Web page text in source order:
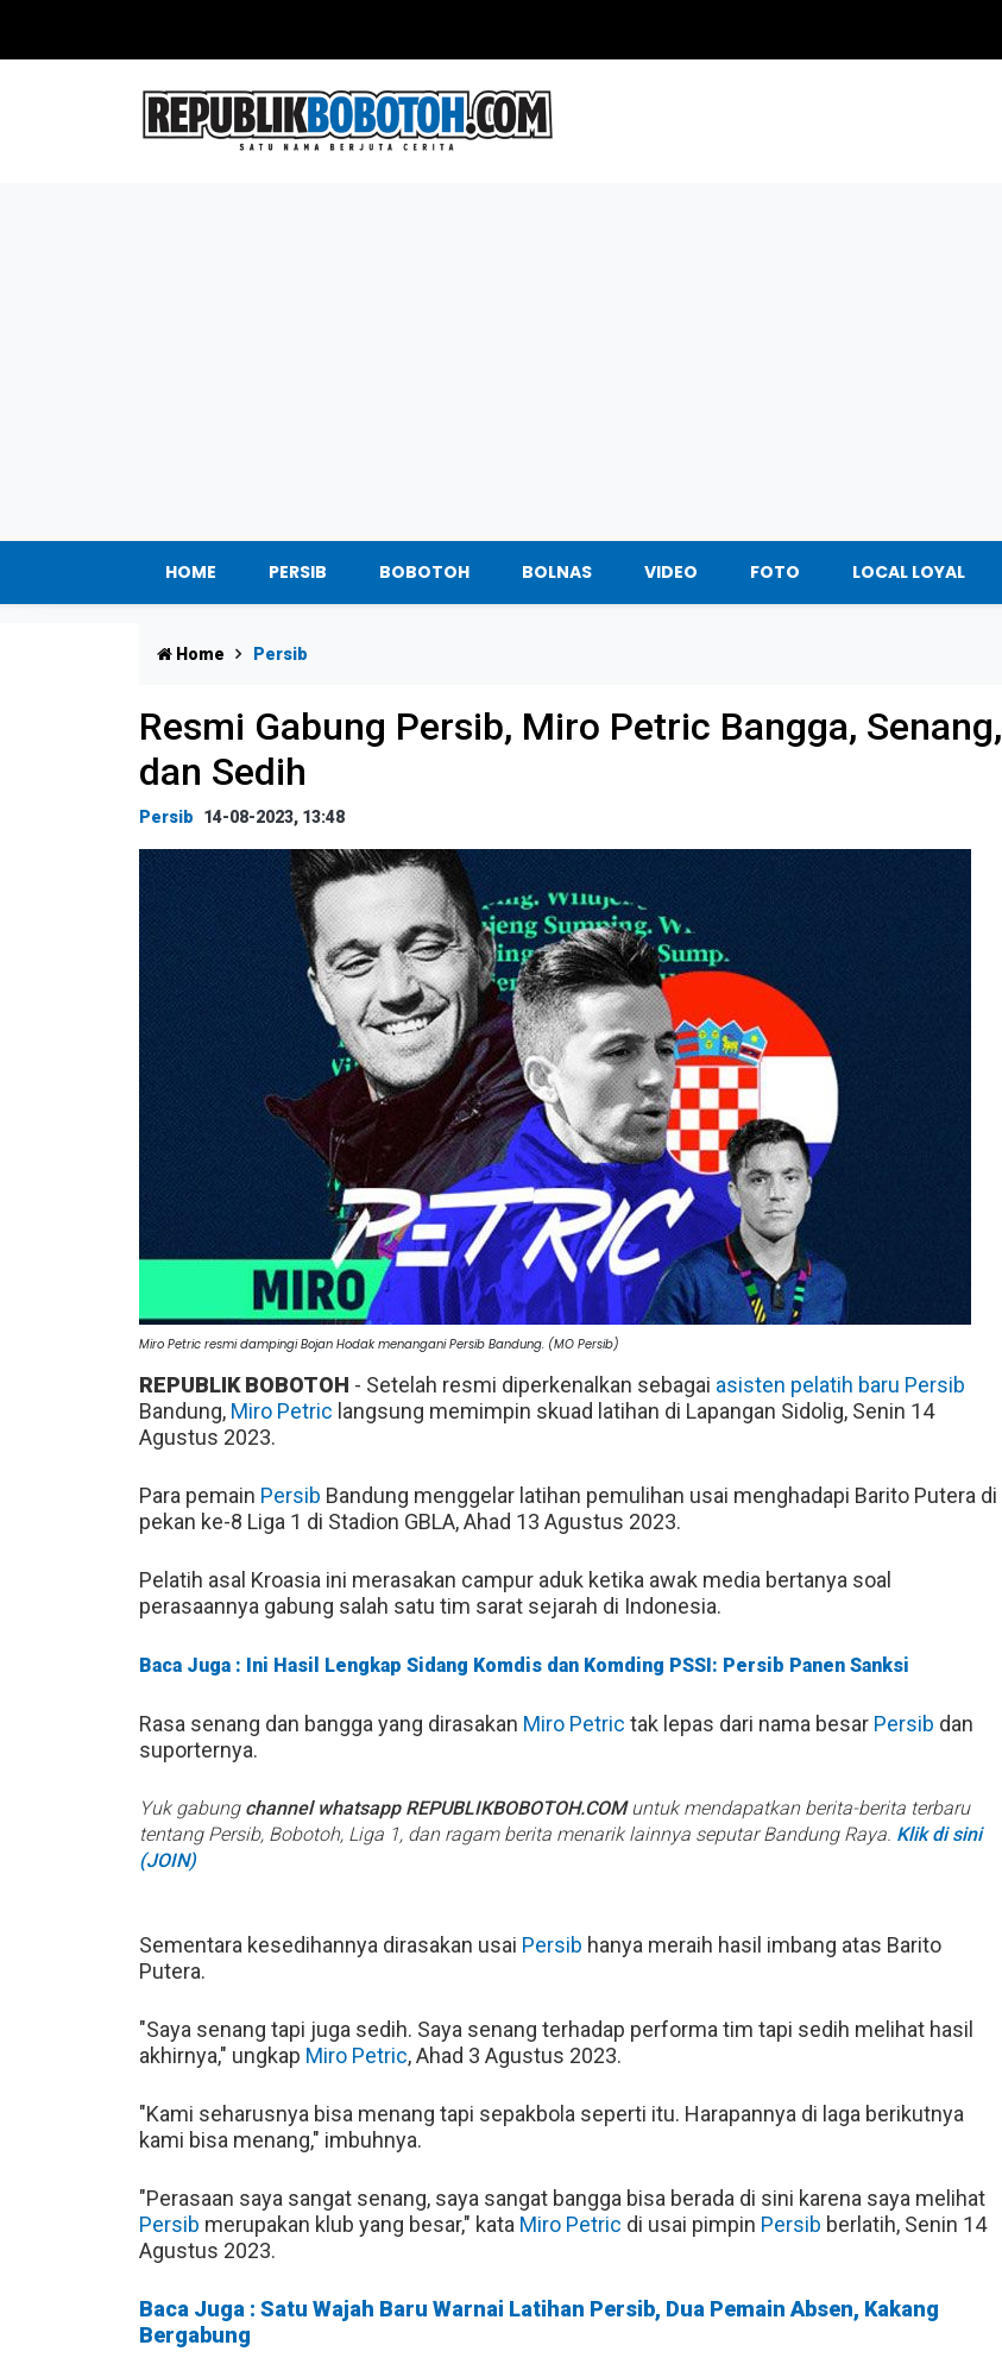
HOME PERSIB BOBOTOH BOLNAS VIDEO FOTO LOCAL LOYAL
Home Persib
Resmi Gabung Persib, Miro Petric Bangga, Senang,
dan Sedih
Persib 14-08-2023, 13:48
Miro Petric resmi dampingi Bojan Hodak menangani Persib Bandung. (MO Persib)
REPUBLIK BOBOTOH - Setelah resmi diperkenalkan sebagai asisten pelatih baru Persib
Bandung, Miro Petric langsung memimpin skuad latihan di Lapangan Sidolig, Senin 14
Agustus 2023.
Para pemain Persib Bandung menggelar latihan pemulihan usai menghadapi Barito Putera di
pekan ke-8 Liga 1 di Stadion GBLA, Ahad 13 Agustus 2023.
Pelatih asal Kroasia ini merasakan campur aduk ketika awak media bertanya soal
perasaannya gabung salah satu tim sarat sejarah di Indonesia.
Baca Juga : Ini Hasil Lengkap Sidang Komdis dan Komding PSSI: Persib Panen Sanksi
Rasa senang dan bangga yang dirasakan Miro Petric tak lepas dari nama besar Persib dan
suporternya.
Yuk gabung channel whatsapp REPUBLIKBOBOTOH.COMuntuk mendapatkan berita-berita terbaru
tentang Persib, Bobotoh, Liga 1, dan ragam berita menarik lainnya seputar Bandung Raya. Klik di sini
(JOIN)
Sementara kesedihannya dirasakan usai Persib hanya meraih hasil imbang atas Barito
Putera.
"Saya senang tapi juga sedih. Saya senang terhadap performa tim tapi sedih melihat hasil
akhirnya," ungkap Miro Petric, Ahad 3 Agustus 2023.
"Kami seharusnya bisa menang tapi sepakbola seperti itu. Harapannya di laga berikutnya
kami bisa menang," imbuhnya.
"Perasaan saya sangat senang, saya sangat bangga bisa berada di sini karena saya melihat
Persib merupakan klub yang besar," kata Miro Petric di usai pimpin Persib berlatih, Senin 14
Agustus 2023.
Baca Juga : Satu Wajah Baru Warnai Latihan Persib, Dua Pemain Absen, Kakang
Bergabung